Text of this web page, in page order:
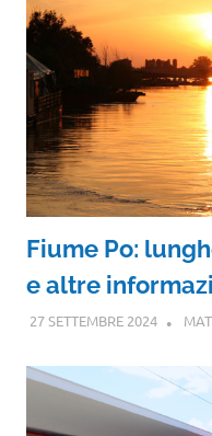
Fiume Po:
e altre
27 SETTEMBRE 2024